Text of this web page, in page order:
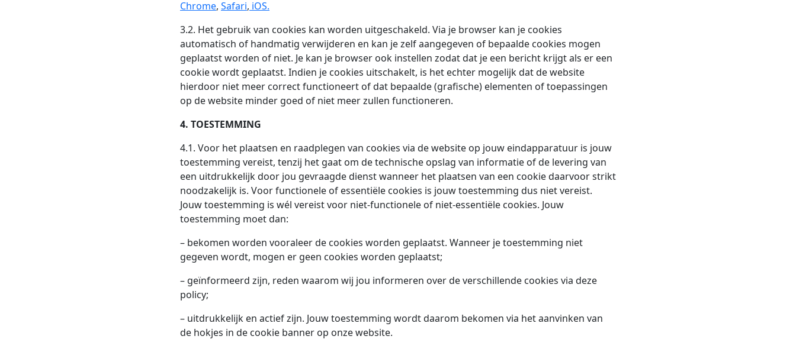
Chrome, Safari, iOS.
3.2. Het gebruik van cookies kan worden uitgeschakeld. Via je browser kan je cookies
automatisch of handmatig verwijderen en kan je zelf aangegeven of bepaalde cookies mogen
geplaatst worden of niet. Je kan je browser ook instellen zodat dat je een bericht krijgt als er een
cookie wordt geplaatst. Indien je cookies uitschakelt, is het echter mogelijk dat de website
hierdoor niet meer correct functioneert of dat bepaalde (grafische) elementen of toepassingen
op de website minder goed of niet meer zullen functioneren.
4. TOESTEMMING
4.1. Voor het plaatsen en raadplegen van cookies via de website op jouw eindapparatuur is jouw
toestemming vereist, tenzij het gaat om de technische opslag van informatie of de levering van
een uitdrukkelijk door jou gevraagde dienst wanneer het plaatsen van een cookie daarvoor strikt
noodzakelijk is. Voor functionele of essentiële cookies is jouw toestemming dus niet vereist.
Jouw toestemming is wél vereist voor niet-functionele of niet-essentiële cookies. Jouw
toestemming moet dan:
– bekomen worden vooraleer de cookies worden geplaatst. Wanneer je toestemming niet
gegeven wordt, mogen er geen cookies worden geplaatst;
– geïnformeerd zijn, reden waarom wij jou informeren over de verschillende cookies via deze
policy;
– uitdrukkelijk en actief zijn. Jouw toestemming wordt daarom bekomen via het aanvinken van
de hokjes in de cookie banner op onze website.